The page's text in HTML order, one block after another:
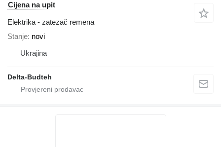
Cijena na upit
Elektrika - zatezač remena
Stanje novi
Ukrajina
Delta-Budteh